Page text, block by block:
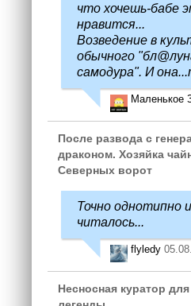
что хочешь-бабе
нравится...
Возведение в
обычного
самодура". И
Маленькое
После развода с
драконом. Хозяйка
Северных ворот
Точно однотипно
читалось...
flyledy
Несносная куратор